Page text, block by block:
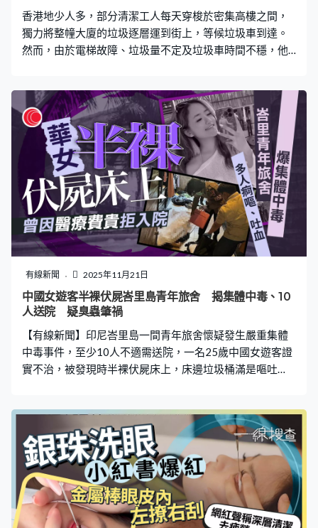
著過，稍有不留神就會發生意外。 江日雄建議可
香港地少人多，部分清潔工人每天穿梭於密集高樓之間，
獨力將整幢大廈的垃圾逐層運到街上，等候垃圾車到達。
然而，由於電梯故障、垃圾量不定及垃圾車時間不穩，他
戲稱「罰款如交地租」。 清潔工將垃圾暫放街上 市民：
影響市容 清潔工除了要應付垃圾的重量與污穢，獨自來回
收集整幢大廈的垃圾外，還須配合垃圾車到達時間，並預
防電梯故障和其他突發問題。清潔承辦商慧姐表示：「例
如垃圾車預計凌晨1點來，我們12點就一定要把所有垃圾
運下來。首先不清楚樓上是什麼情況、垃圾多不多，有時
垃圾車也可能提早到，我們都要預先準備好。」她指出，
如果垃圾車已到但垃圾還未收好，便要多等幾小時，更有
同行因此被食環署以阻街為由票控。「部分大廈沒有保
安，我們把垃圾放在街上有機會被檢控、罰款3,000元。處
理一幢大廈的工資只有4,500元，業內普遍不只做一幢，要
多做一兩幢才能維持生計。」 有市民表示，「垃圾長時間
放在公共街道，可能引發衛生問題，也會影響行人或車輛
老鼠、蟑螂等」、「舊區經常見到這
有線新聞 2025年11月21日
中國女遊客半裸伏屍峇里島青年旅舍 揭集體中毒、10
人送院 疑臭蟲肇禍
【有線新聞】印尼峇里島一間青年旅舍懷疑發生嚴重集體
中毒事件，至少10人不適需送院，一名25歲中國女遊客證
實不治，被發現時半裸伏屍床上，床邊垃圾桶滿是嘔吐
每晚收費約9美元（約72港元）。事發在8月31日深夜，多
名分別來自德國、菲律賓等的旅客，在享用晚膳後數小時
後出現嘔吐、腹瀉、高燒，甚至吐血，更有人在走廊暈
倒。至翌日清晨，十多名旅客病情加劇，部分人由救護車
送往醫院救治。 25歲中國女遊客Deqing Zhuoga當時情況
嚴重，惟未有送院，有員工當晚發現她癱軟在床上，遂與
保安合力將她送往附近診所。然而因後續治療費用高昂，